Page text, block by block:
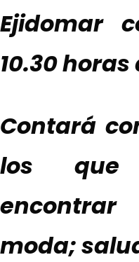
Ejidomar
10.30
Contará
los que
moda;